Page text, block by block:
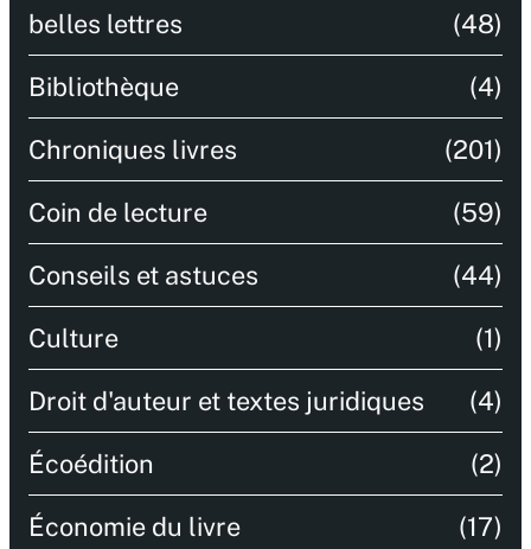
belles lettres (48)
Bibliothèque (4)
Chroniques livres (201)
Coin de lecture (59)
Conseils et astuces (44)
Culture (1)
Droit d'auteur et textes juridiques (4)
Écoédition (2)
Économie du livre (17)